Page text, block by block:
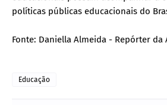
políticas públicas educacionais do
Fonte: Daniella Almeida - Repórter da
Educação